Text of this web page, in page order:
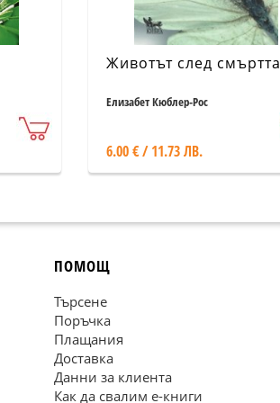
Животът след смъртта
Елизабет Кюблер-Рос
6.00 € / 11.73 ЛВ.
ПОМОЩ
Търсене
Поръчка
Плащания
Доставка
Данни за клиента
Как да свалим е-книги